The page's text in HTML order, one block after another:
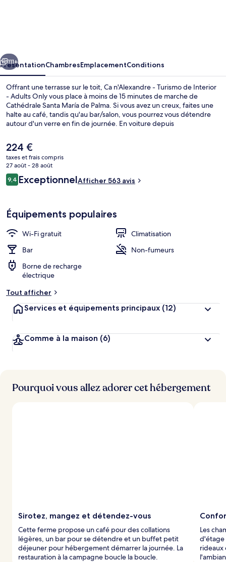
de
Interior
Adults
Only
Suivant
111+
PrésentationChambresEmplacementConditions
Offrant une terrasse sur le toit, Ca n'Alexandre - Turismo de Interior
- Adults Only vous place à moins de 15 minutes de marche de
Cathédrale Santa María de Palma. Si vous avez un creux, faites une
halte au café, tandis qu'au bar/salon, vous pourrez vous détendre
autour d'un verre en fin de journée. En voiture depuis
Port de Palma de Majorque et Plage de Palma. Les autres voyageurs
ne disent que du bien en ce qui concerne le personnel attentionné.
Les transports publics se situent à une courte distance à pied :
Station de métro Intermodal-Plaza de España est à 6 min et Station
de métro Jacint Verdaguer, à 14 min.
Le
prix
actuel
est
de
224 €
taxes et frais compris
27 août - 28 août
Avis
voyageurs
9,49,4 sur 10
ExceptionnelAfficher 563 avis
Équipements populaires
Wi-Fi gratuit
Climatisation
Bar
Non-fumeurs
Borne de recharge
électrique
Tout afficher
Services et équipements principaux (12)
Comme à la maison (6)
Pourquoi vous allez adorer cet hébergement
Sirotez, mangez et détendez-vous
Cette ferme propose un café pour des collations
légères, un bar pour se détendre et un buffet petit
déjeuner pour hébergement démarrer la journée. La
restauration à la campagne boucle la boucle.
Les
d'étage
rideaux